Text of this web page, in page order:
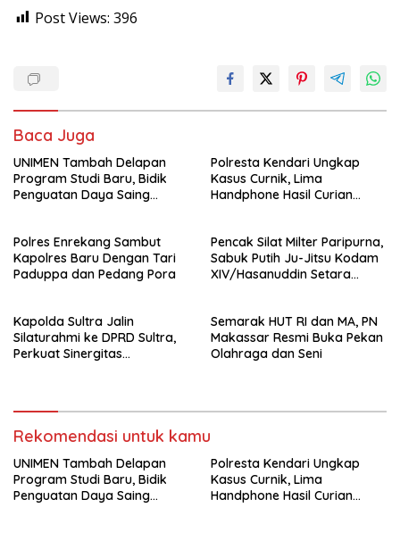
Post Views: 396
Baca Juga
UNIMEN Tambah Delapan
Program Studi Baru, Bidik
Penguatan Daya Saing
Polresta Kendari Ungkap
Kasus Curnik, Lima
Handphone Hasil Curian
Polres Enrekang Sambut
Kapolres Baru Dengan Tari
Paduppa dan Pedang Pora
Pencak Silat Milter Paripurna,
Sabuk Putih Ju-Jitsu Kodam
XIV/Hasanuddin Setara
Kapolda Sultra Jalin
Silaturahmi ke DPRD Sultra,
Perkuat Sinergitas
Semarak HUT RI dan MA, PN
Makassar Resmi Buka Pekan
Olahraga dan Seni
Rekomendasi untuk kamu
UNIMEN Tambah Delapan
Program Studi Baru, Bidik
Penguatan Daya Saing
Polresta Kendari Ungkap
Kasus Curnik, Lima
Handphone Hasil Curian